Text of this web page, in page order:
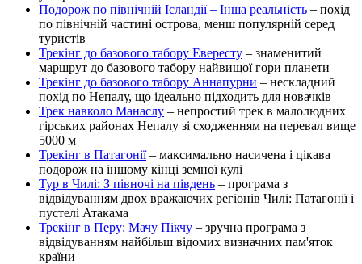
Подорож по північній Ісландії – Інша реальність – похід
по північній частині острова, менш популярній серед
туристів
Трекінг до базового табору Евересту – знаменитий
маршрут до базового табору найвищої гори планети
Трекінг до базового табору Аннапурни – нескладний
похід по Непалу, що ідеально підходить для новачків
Трек навколо Манаслу – непростий трек в малолюдних
гірських районах Непалу зі сходженням на перевал вище
5000 м
Трекінг в Патагонії– максимально насичена і цікава
подорож на іншому кінці земної кулі
Тур в Чилі: З півночі на південь – програма з
відвідуванням двох вражаючих регіонів Чилі: Патагонії і
пустелі Атакама
Трекінг в Перу: Мачу Пікчу – зручна програма з
відвідуванням найбільш відомих визначних пам'яток
країни